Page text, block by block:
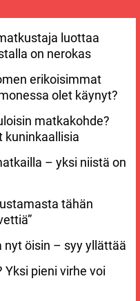
luottaa
on nerokas
erikoisimmat
olet käynyt?
matkakohde?
kuninkaallisia
– yksi niistä on
tähän
öisin – syy yllättää
Yksi pieni virhe voi